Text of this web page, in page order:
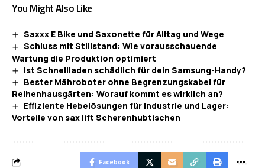
You Might Also Like
Saxxx E Bike und Saxonette für Alltag und Wege
Schluss mit Stillstand: Wie vorausschauende
Wartung die Produktion optimiert
Ist Schnellladen schädlich für dein Samsung-Handy?
Bester Mähroboter ohne Begrenzungskabel für
Reihenhausgärten: Worauf kommt es wirklich an?
Effiziente Hebelösungen für Industrie und Lager:
Vorteile von sax lift Scherenhubtischen
Facebook